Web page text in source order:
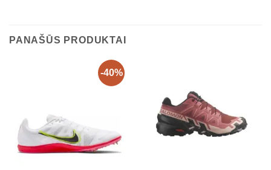
PANAŠŪS PRODUKTAI
-40%